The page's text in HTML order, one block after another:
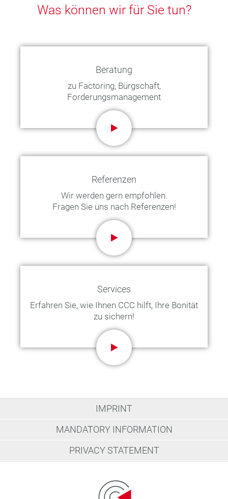
Was können wir für Sie tun?
Beratung
zu Factoring, Bürgschaft,
Forderungsmanagement
Referenzen
Wir werden gern empfohlen.
Fragen Sie uns nach Referenzen!
Services
Erfahren Sie, wie Ihnen CCC hilft, Ihre Bonität
zu sichern!
IMPRINT
MANDATORY INFORMATION
PRIVACY STATEMENT